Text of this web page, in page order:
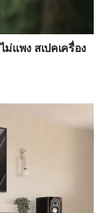
แพง สเปคเครื่อง